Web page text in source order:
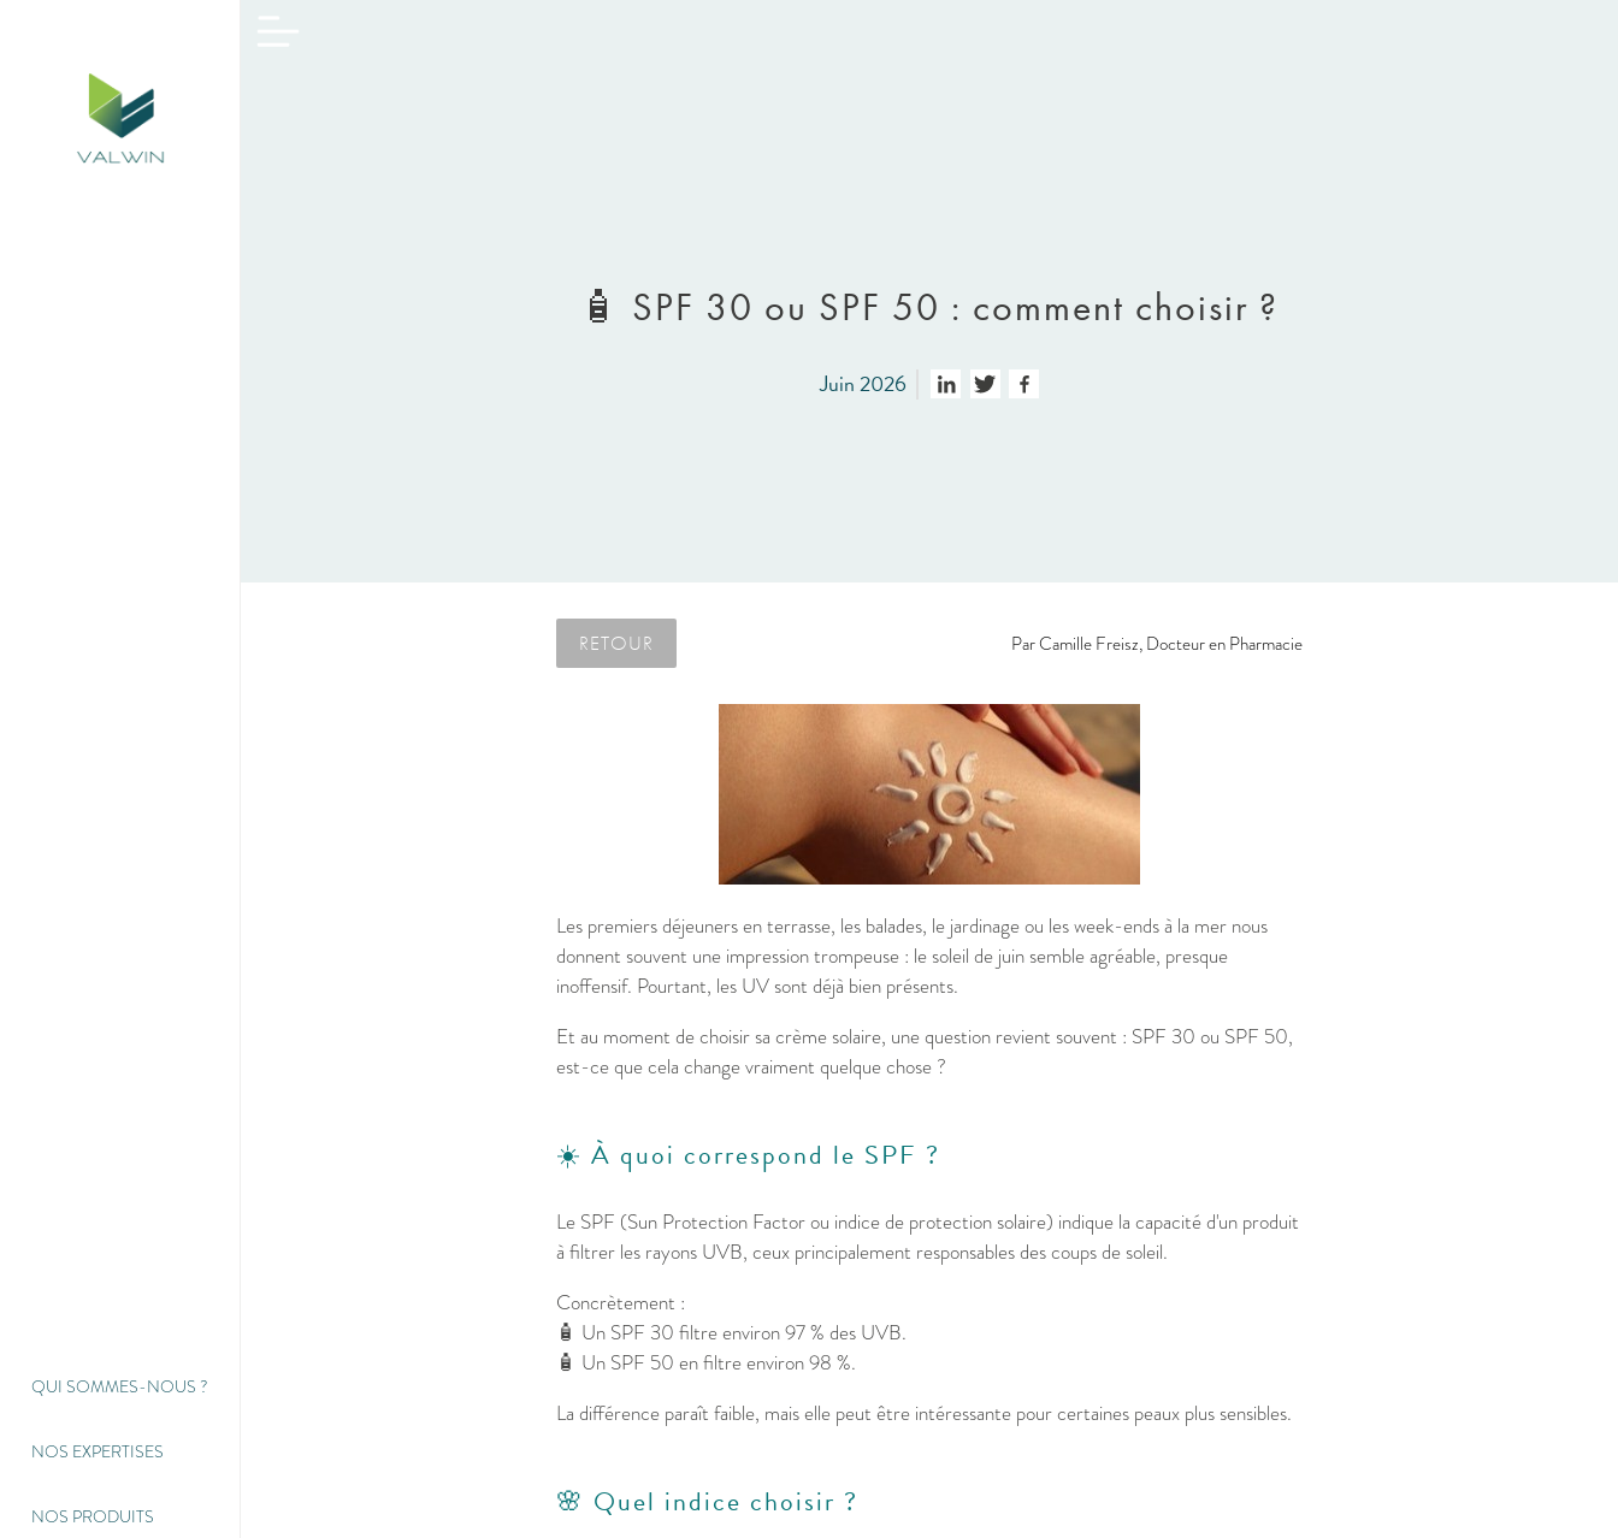
🧴 SPF 30 ou SPF 50 : comment choisir ?
Juin 2026
RETOUR ParCamille Freisz, Docteur en Pharmacie
Les premiers déjeuners en terrasse, les balades, le jardinage ou les week-ends à la mer nous
donnent souvent une impression trompeuse : le soleil de juin semble agréable, presque
inoffensif. Pourtant, les UV sont déjà bien présents.
Et au moment de choisir sa crème solaire, une question revient souvent : SPF 30 ou SPF 50,
est-ce que cela change vraiment quelque chose ?
☀️ À quoi correspond le SPF ?
Le SPF (Sun Protection Factor ou indice de protection solaire) indique la capacité d'un produit
à filtrer les rayons UVB, ceux principalement responsables des coups de soleil.
Concrètement :
🧴 Un SPF 30 filtre environ 97 % des UVB.
🧴 Un SPF 50 en filtre environ 98 %.
La différence paraît faible, mais elle peut être intéressante pour certaines peaux plus sensibles.
🌸 Quel indice choisir ?
QUI SOMMES-NOUS ?
NOS EXPERTISES
NOS PRODUITS